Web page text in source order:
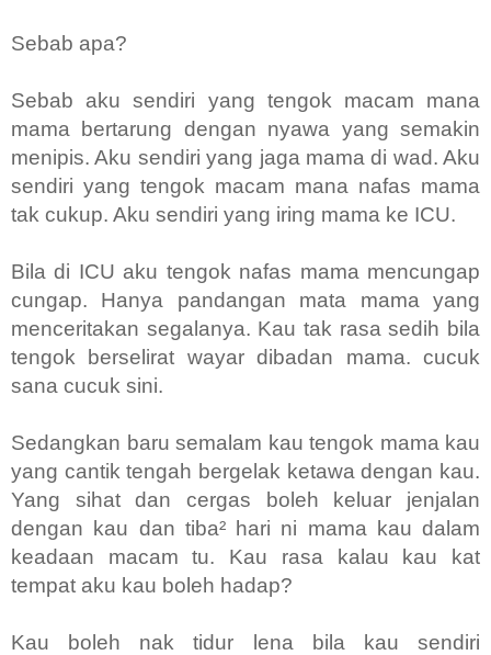
Sebab apa?
Sebab aku sendiri yang tengok macam mana
mama bertarung dengan nyawa yang semakin
menipis. Aku sendiri yang jaga mama di wad. Aku
sendiri yang tengok macam mana nafas mama
tak cukup. Aku sendiri yang iring mama ke ICU.
Bila di ICU aku tengok nafas mama mencungap
cungap. Hanya pandangan mata mama yang
menceritakan segalanya. Kau tak rasa sedih bila
tengok berselirat wayar dibadan mama. cucuk
sana cucuk sini.
Sedangkan baru semalam kau tengok mama kau
yang cantik tengah bergelak ketawa dengan kau.
Yang sihat dan cergas boleh keluar jenjalan
dengan kau dan tiba² hari ni mama kau dalam
keadaan macam tu. Kau rasa kalau kau kat
tempat aku kau boleh hadap?
Kau boleh nak tidur lena bila kau sendiri